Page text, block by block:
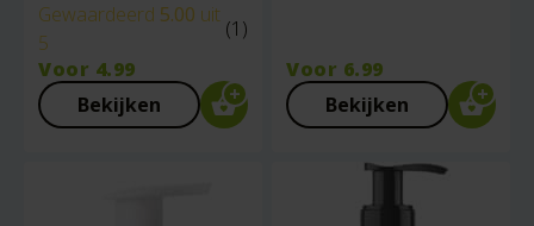
Gewaardeerd 5.00 uit
5
(1)
Voor 4.99
Bekijken
Voor 6.99
Bekijken